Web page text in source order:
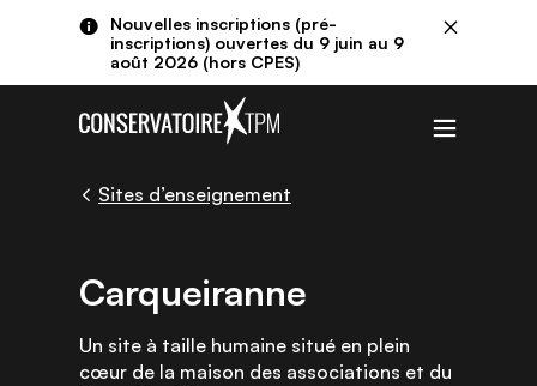
Aller au contenu principalNouvelles inscriptions (pré-
inscriptions) ouvertes du 9 juin au 9
août 2026 (hors CPES)
Fermer
Sites d’enseignement
Carqueiranne
Un site à taille humaine situé en plein
cœur de la maison des associations et du
Panneau de gestion des cookies